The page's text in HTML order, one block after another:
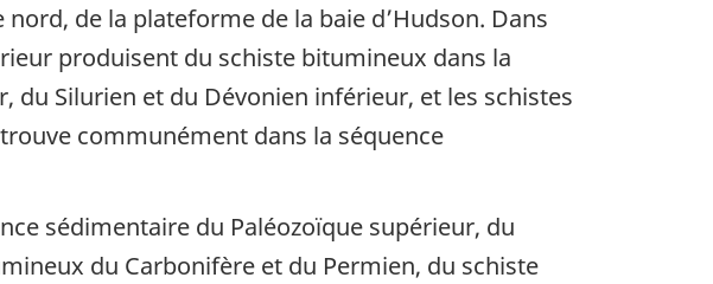
de la plateforme de la baie d’Hudson. Dans
produisent du schiste bitumineux dans la
du Silurien et du Dévonien inférieur, et les schistes
communément dans la séquence
sédimentaire du Paléozoïque supérieur, du
du Carbonifère et du Permien, du schiste